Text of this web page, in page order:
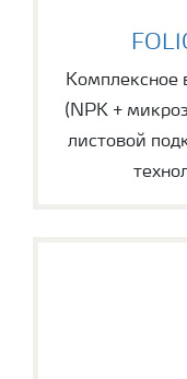
FOLICARE
Комплексное
(NPK +
листовой